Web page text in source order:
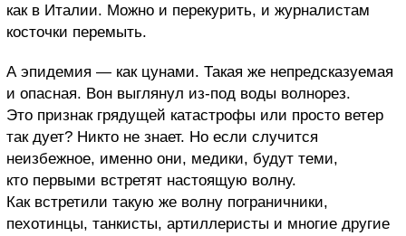
как в Италии. Можно и перекурить, и журналистам
косточки перемыть.
А эпидемия — как цунами. Такая же непредсказуемая
и опасная. Вон выглянул из-под воды волнорез.
Это признак грядущей катастрофы или просто ветер
так дует? Никто не знает. Но если случится
неизбежное, именно они, медики, будут теми,
кто первыми встретят настоящую волну.
Как встретили такую же волну пограничники,
пехотинцы, танкисты, артиллеристы и многие другие